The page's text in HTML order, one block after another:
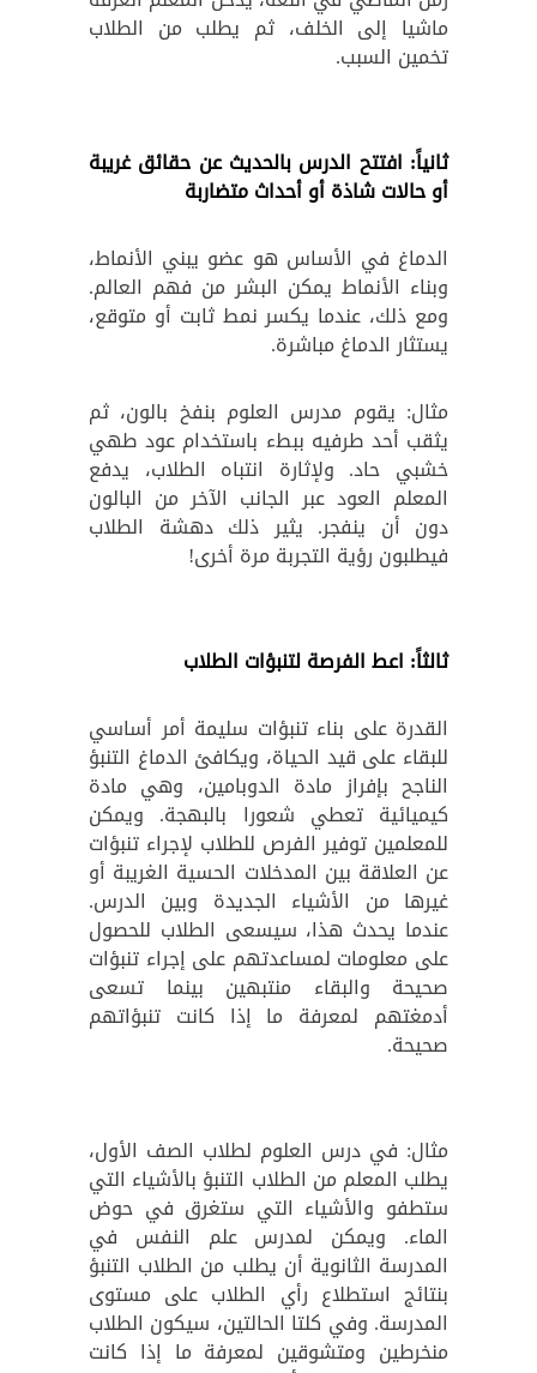
ماشيا إلى الخلف، ثم يطلب من الطلاب
تخمين السبب.
ثانياً: افتتح الدرس بالحديث عن حقائق غريبة
أو حالات شاذة أو أحداث متضاربة
الدماغ في الأساس هو عضو يبني الأنماط،
وبناء الأنماط يمكن البشر من فهم العالم.
ومع ذلك، عندما يكسر نمط ثابت أو متوقع،
يستثار الدماغ مباشرة.
مثال: يقوم مدرس العلوم بنفخ بالون، ثم
يثقب أحد طرفيه ببطء باستخدام عود طهي
خشبي حاد. ولإثارة انتباه الطلاب، يدفع
المعلم العود عبر الجانب الآخر من البالون
دون أن ينفجر. يثير ذلك دهشة الطلاب
فيطلبون رؤية التجربة مرة أخرى!
ثالثاً: اعط الفرصة لتنبؤات الطلاب
القدرة على بناء تنبؤات سليمة أمر أساسي
للبقاء على قيد الحياة، ويكافئ الدماغ التنبؤ
الناجح بإفراز مادة الدوبامين، وهي مادة
كيميائية تعطي شعورا بالبهجة. ويمكن
للمعلمين توفير الفرص للطلاب لإجراء تنبؤات
عن العلاقة بين المدخلات الحسية الغريبة أو
غيرها من الأشياء الجديدة وبين الدرس.
عندما يحدث هذا، سيسعى الطلاب للحصول
على معلومات لمساعدتهم على إجراء تنبؤات
صحيحة والبقاء منتبهين بينما تسعى
أدمغتهم لمعرفة ما إذا كانت تنبؤاتهم
صحيحة.
مثال: في درس العلوم لطلاب الصف الأول،
يطلب المعلم من الطلاب التنبؤ بالأشياء التي
ستطفو والأشياء التي ستغرق في حوض
الماء. ويمكن لمدرس علم النفس في
المدرسة الثانوية أن يطلب من الطلاب التنبؤ
بنتائج استطلاع رأي الطلاب على مستوى
المدرسة. وفي كلتا الحالتين، سيكون الطلاب
منخرطين ومتشوقين لمعرفة ما إذا كانت